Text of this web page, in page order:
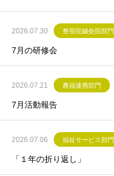
2026.07.30 整骨院鍼灸院部門
7月の研修会
2026.07.21 農福連携部門
7月活動報告
2026.07.06 福祉サービス部門
「１年の折り返し」